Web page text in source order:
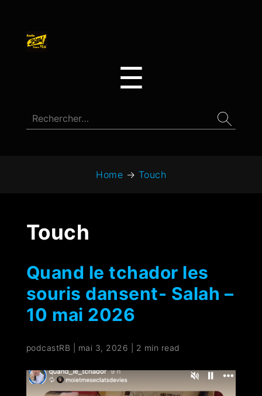
☰
Home → Touch
Touch
Quand le tchador les
souris dansent- Salah –
10 mai 2026
podcastRB mai 3, 2026 2 min read